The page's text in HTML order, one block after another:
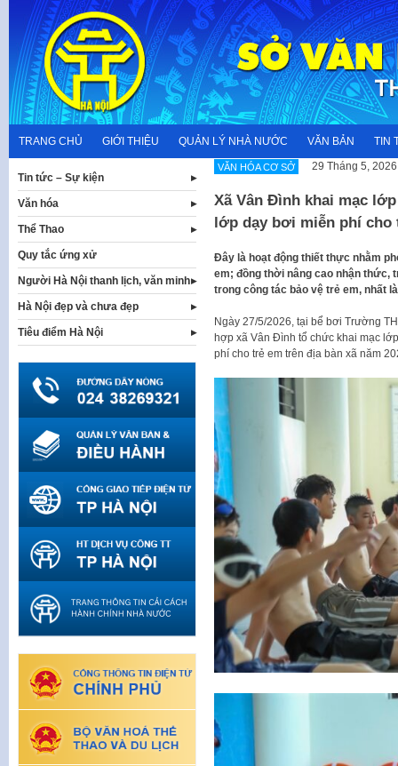
content
TRANG CHỦ GIỚI THIỆU QUẢN LÝ NHÀ NƯỚC VĂN BẢN TIN
VĂN HÓA CƠ SỞ 29 Tháng 5, 2026
Xã Vân Đình khai mạc
lớp dạy bơi miễn phí cho
Đây là hoạt động thiết thực nhằm
em; đồng thời nâng cao nhận thức,
trong công tác bảo vệ trẻ em, nhất
Ngày 27/5/2026, tại bể bơi Trường
hợp xã Vân Đình tổ chức khai mạc
phí cho trẻ em trên địa bàn xã năm
Tin tức – Sự kiện
Văn hóa
Thể Thao
Quy tắc ứng xử
Người Hà Nội thanh lịch, văn minh
Hà Nội đẹp và chưa đẹp
Tiêu điểm Hà Nội